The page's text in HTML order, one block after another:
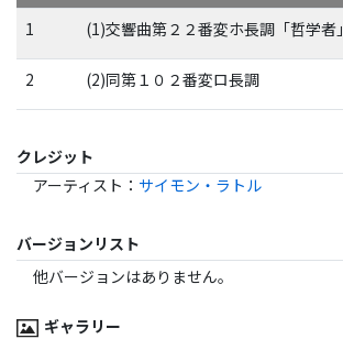
1
(1)交響曲第２２番変ホ長調「哲学者」
2 (2)同第１０２番変ロ長調
クレジット
アーティスト ： サイモン・ラトル
バージョンリスト
他バージョンはありません。
ギャラリー